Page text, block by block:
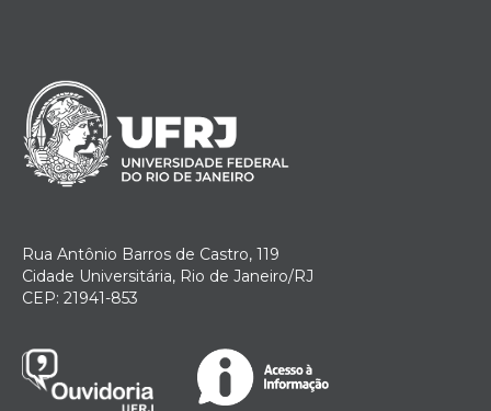
Rua Antônio Barros de Castro, 119
Cidade Universitária, Rio de Janeiro/RJ
CEP: 21941-853